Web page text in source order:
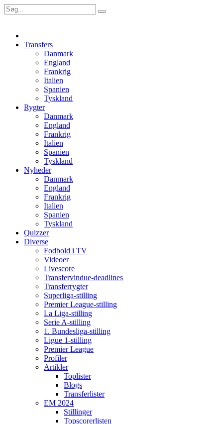
Transfers
Danmark
England
Frankrig
Italien
Spanien
Tyskland
Rygter
Danmark
England
Frankrig
Italien
Spanien
Tyskland
Nyheder
Danmark
England
Frankrig
Italien
Spanien
Tyskland
Quizzer
Diverse
Fodbold i TV
Videoer
Livescore
Transfervindue-deadlines
Transferrygter
Superliga-stilling
Premier League-stilling
La Liga-stilling
Serie A-stilling
1. Bundesliga-stilling
Ligue 1-stilling
Premier League
Profiler
Artikler
Toplister
Blogs
Transferlister
EM 2024
Stillinger
Topscorerlisten